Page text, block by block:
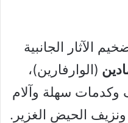
الآثار الجانبية
(الوارفارين)،
وكدمات سهلة وآلام
الحيض الغزير.